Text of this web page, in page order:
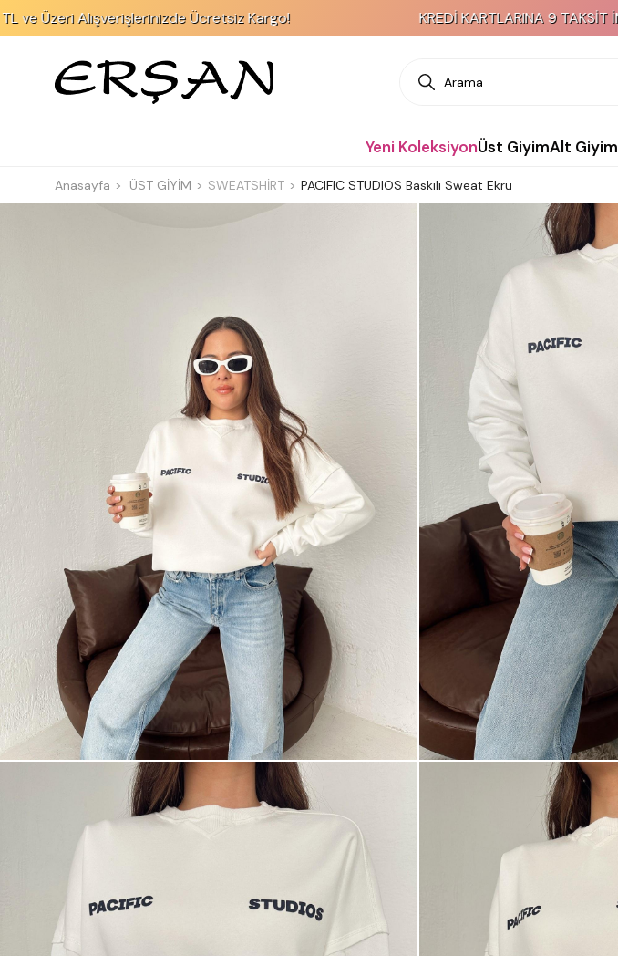
Ücretsiz Kargo! KREDİ KARTLARINA 9 TAKSİT İMKANI!
Yeni KoleksiyonÜst GiyimAlt Giyim
Anasayfa ÜST GİYİM SWEATSHİRT PACIFIC STUDIOS Baskılı Sweat Ekru